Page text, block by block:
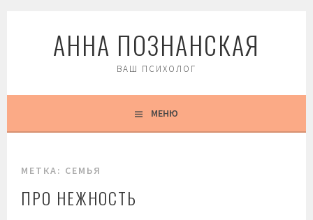
содержимомуАННА ПОЗНАНСКАЯ
ВАШ ПСИХОЛОГ
МЕНЮ
МЕТКА: СЕМЬЯ
ПРО НЕЖНОСТЬ